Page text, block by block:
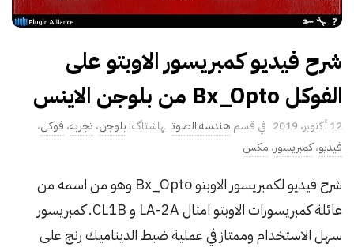
شرح فيديو كمبريسور الاوبتو على
الفوكل Bx_Opto من بلوجن الاينس
P
u
l
i
s
12 أكتوبر، 2019 هندسة الصوت بلوجن، تجربة، فوكل،
فيديو،كمبريسور، مكس
شرح فيديو لكمبريسور الاوبتو Bx_Opto وهو من اسمه من
عائلة كمبريسورات الاوبتو امثال LA-2A و CL1B. كمبريسور
سهل الاستخدام وممتاز في عملية ضبط الديناميك رنج على